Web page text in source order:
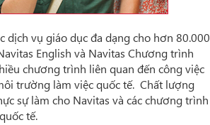
dịch vụ giáo dục đa dạng cho hơn 80.000
English và Navitas Chương trình
chương trình liên quan đến công việc
trường làm việc quốc tế. Chất lượng
sự làm cho Navitas và các chương trình
tế.